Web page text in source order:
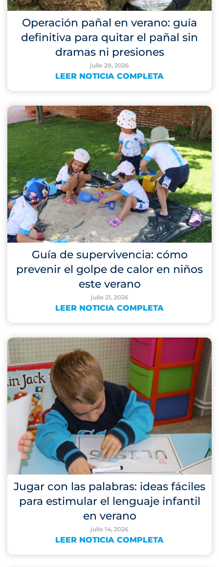
Operación pañal en verano: guía
definitiva para quitar el pañal sin
dramas ni presiones
julio 29, 2026
LEER NOTICIA COMPLETA
Guía de supervivencia: cómo
prevenir el golpe de calor en niños
este verano
julio 21, 2026
LEER NOTICIA COMPLETA
Jugar con las palabras: ideas fáciles
para estimular el lenguaje infantil
en verano
julio 14, 2026
LEER NOTICIA COMPLETA